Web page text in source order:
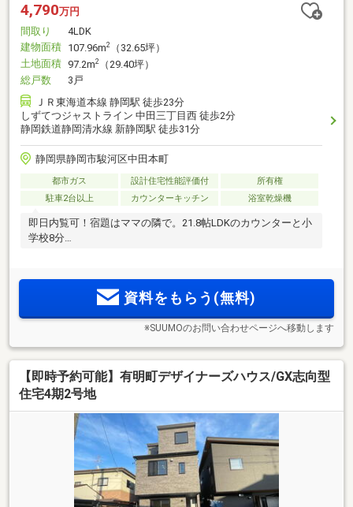
4,790万円
間取り
4LDK
建物面積 107.96m2
（32.65坪）
土地面積 97.2m2
（29.40坪）
総戸数
3戸
ＪＲ東海道本線 静岡駅 徒歩23分
しずてつジャストライン 中田三丁目西 徒歩2分
静岡鉄道静岡清水線 新静岡駅 徒歩31分
静岡県静岡市駿河区中田本町
都市ガス 設計住宅性能評価付
所有権
駐車2台以上
カウンターキッチン 浴室乾燥機
即日内覧可！宿題はママの隣で。21.8帖LDKのカウンターと小
学校8分
資料をもらう(無料)
※SUUMOのお問い合わせページへ移動します
【即時予約可能】有明町デザイナーズハウス/GX志向型
住宅4期2号地